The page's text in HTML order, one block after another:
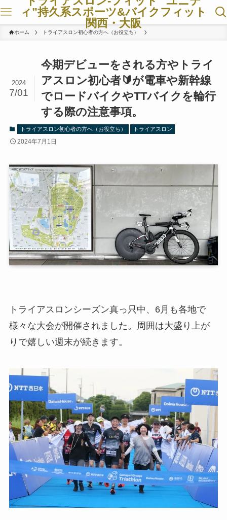
ィ”持久系スポーツ&バイクフィット
関西・大阪
ホーム トライアスロン初心者の方へ（お役立ち）
今期デビューをされる方やトライ
アスロン初心者🔰が電車や新幹線
でロードバイクやTTバイクを輪行
する際の注意事項。
2024
7/01
トライアスロン初心者の方へ（お役立ち） トライアスロン
2024年7月1日
トライアスロンシーズン真っ只中、6月も各地で
様々な大会が開催されました。周囲は大盛り上が
りで嬉しい週末が続きます。